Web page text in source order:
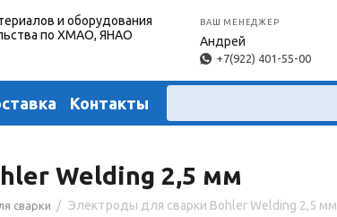
и оборудования
по ХМАО, ЯНАО
ВАШ МЕНЕДЖЕР
Андрей
+7(922) 401-55-00
Контакты
Welding 2,5 мм
сварки / Электроды для сварки Bohler Welding 2,5 мм